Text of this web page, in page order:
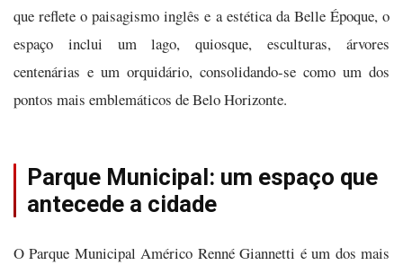
que reflete o paisagismo inglês e a estética da Belle Époque, o
espaço inclui um lago, quiosque, esculturas, árvores
centenárias e um orquidário, consolidando-se como um dos
pontos mais emblemáticos de Belo Horizonte.
Parque Municipal: um espaço que
antecede a cidade
O Parque Municipal Américo Renné Giannetti é um dos mais